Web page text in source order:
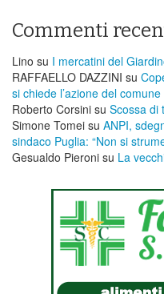
Commenti
Lino su I mercatini del
RAFFAELLO DAZZINI su
si chiede l’azione del comune
Roberto Corsini su Scossa di
Simone Tomei su ANPI,
sindaco Puglia: “Non si
Gesualdo Pieroni su La